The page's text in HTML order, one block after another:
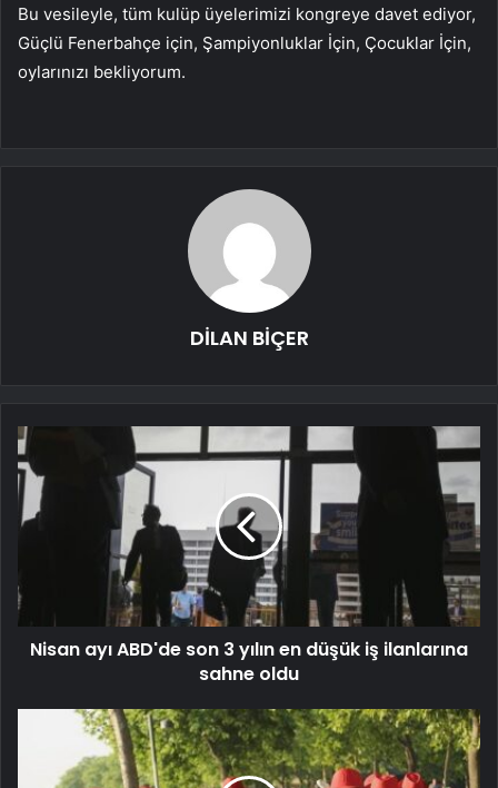
Bu vesileyle, tüm kulüp üyelerimizi kongreye davet ediyor,
Güçlü Fenerbahçe için, Şampiyonluklar İçin, Çocuklar İçin,
oylarınızı bekliyorum.
DİLAN BİÇER
Nisan ayı ABD'de son 3 yılın en düşük iş ilanlarına
sahne oldu